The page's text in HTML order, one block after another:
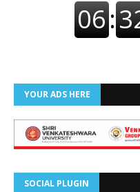
YOUR ADS HERE
SOCIAL PLUGIN